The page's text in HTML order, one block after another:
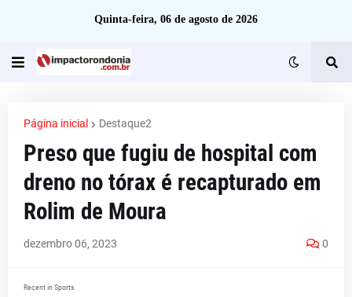
Quinta-feira, 06 de agosto de 2026
Página inicial Destaque2
Preso que fugiu de hospital com
dreno no tórax é recapturado em
Rolim de Moura
dezembro 06, 2023 0
Recent in Sports